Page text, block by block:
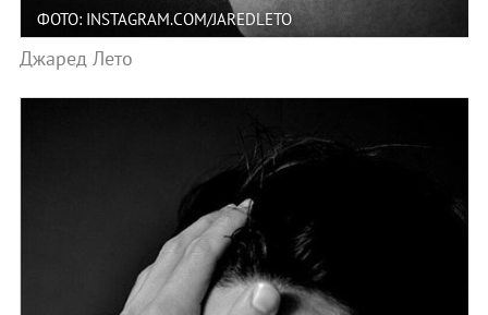
ФОТО: INSTAGRAM.COM/JAREDLETO
Джаред Лето